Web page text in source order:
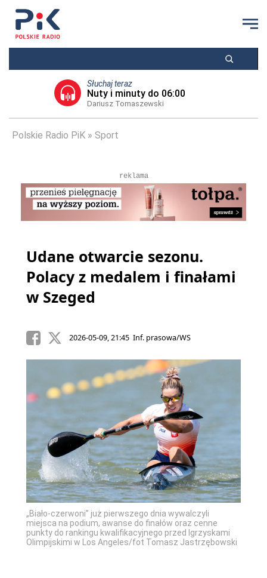
Słuchaj teraz
Nuty i minuty do 06:00
Dariusz Tomaszewski
Polskie Radio PiK Sport
reklama
Udane otwarcie sezonu.
Polacy z medalem i finałami
w Szeged
2026-05-09, 21:45 Inf. prasowa/WS
„Biało-czerwoni” już pierwszego dnia wywalczyli
miejsca na podium, awanse do finałów oraz cenne
punkty do rankingu kwalifikacyjnego przed Igrzyskami
Olimpijskimi w Los Angeles/fot Tomasz Jastrzębowski